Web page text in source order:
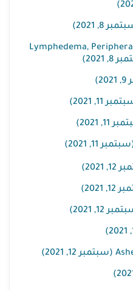
Lymphedema,
2021)